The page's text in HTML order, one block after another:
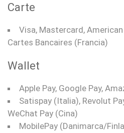
Carte
Visa, Mastercard,
Cartes Bancaires (Francia)
Wallet
Apple Pay, Google Pay,
Satispay (Italia), Revolut
WeChat Pay (Cina)
MobilePay (Danimarca/